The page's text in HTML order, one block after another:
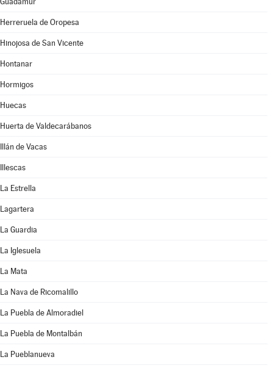
Herreruela de Oropesa
Hinojosa de San Vicente
Hontanar
Hormigos
Huecas
Huerta de Valdecarábanos
Illán de Vacas
Illescas
La Estrella
Lagartera
La Guardia
La Iglesuela
La Mata
La Nava de Ricomalillo
La Puebla de Almoradiel
La Puebla de Montalbán
La Pueblanueva